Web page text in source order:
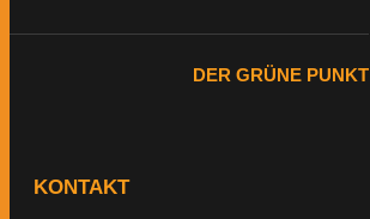
DER GRÜNE PUNKT
KONTAKT